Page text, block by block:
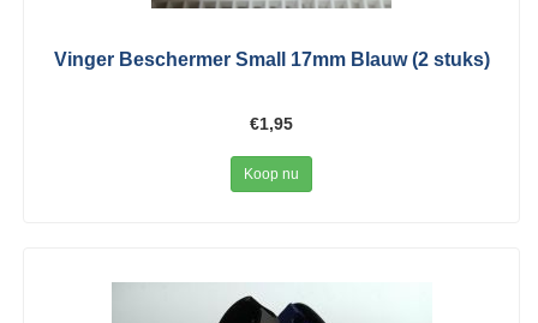
Vinger Beschermer Small 17mm Blauw (2 stuks)
€1,95
Koop nu